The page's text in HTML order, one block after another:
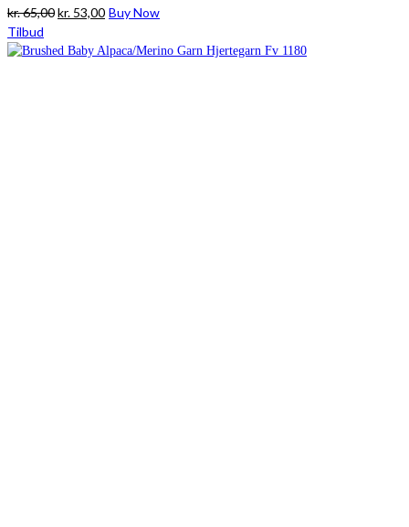
kr.65,00Den
pris
kr. 53,00Den
pris
Buy Now
Tilbud